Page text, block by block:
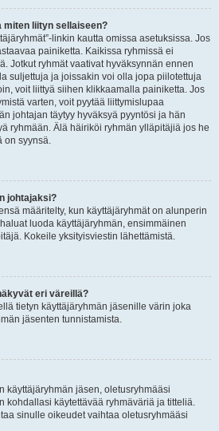
miten liityn sellaiseen?
linkin kautta omissa asetuksissa. Jos
painiketta. Kaikissa ryhmissä ei
Jotkut ryhmät vaativat hyväksynnän ennen
suljettuja ja joissakin voi olla jopa piilotettuja
voit liittyä siihen klikkaamalla painiketta. Jos
varten, voit pyytää liittymislupaa
johtajan täytyy hyväksyä pyyntösi ja hän
ryhmään. Älä häiriköi ryhmän ylläpitäjiä jos he
on syynsä.
johtajaksi?
määritelty, kun käyttäjäryhmät on alunperin
luoda käyttäjäryhmän, ensimmäinen
Kokeile yksityisviestin lähettämistä.
eri väreillä?
tietyn käyttäjäryhmän jäsenille värin joka
jäsenten tunnistamista.
käyttäjäryhmän jäsen, oletusryhmääsi
kohdallasi käytettävää ryhmäväriä ja titteliä.
sinulle oikeudet vaihtaa oletusryhmääsi